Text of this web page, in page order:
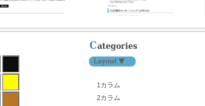
1カラム
2カラム